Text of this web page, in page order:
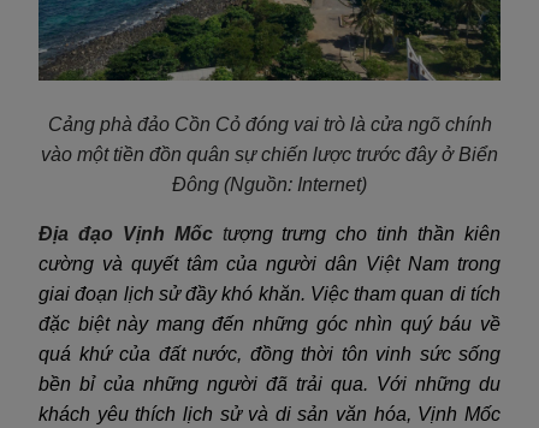
Cảng phà đảo Cồn Cỏ đóng vai trò là cửa ngõ chính
vào một tiền đồn quân sự chiến lược trước đây ở Biển
Đông (Nguồn: Internet)
Địa đạo Vịnh Mốc tượng trưng cho tinh thần kiên
cường và quyết tâm của người dân Việt Nam trong
giai đoạn lịch sử đầy khó khăn. Việc tham quan di tích
đặc biệt này mang đến những góc nhìn quý báu về
quá khứ của đất nước, đồng thời tôn vinh sức sống
bền bỉ của những người đã trải qua. Với những du
khách yêu thích lịch sử và di sản văn hóa, Vịnh Mốc